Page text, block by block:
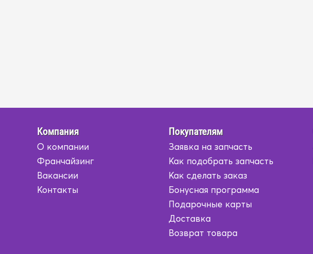
Компания
О компании
Франчайзинг
Вакансии
Контакты
Покупателям
Заявка на запчасть
Как подобрать запчасть
Как сделать заказ
Бонусная программа
Подарочные карты
Доставка
Возврат товара